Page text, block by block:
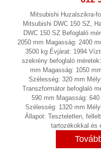
MŰANYAG, ÉS
BERENDEZÉS (17)
NYOMTATÓK,
ORVOSI
TEREM (1)
PNEUMATIKA (9)
Mitsubishi Huzalszikra-
Mitsubishi DWC 150 SZ,
DWC 150 SZ Befoglaló
2050 mm Magasság: 2400
3500 kg Évjárat: 1994
szekrény befoglaló
mm Magasság: 1050
Szélesség: 320 mm
Transzformátor befoglaló
590 mm Magasság:
Szélesség: 1320 mm
Állapot: Teszteletlen,
tartozékokkal és